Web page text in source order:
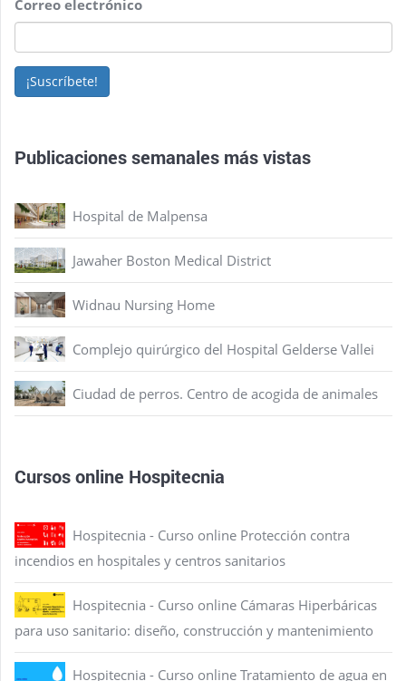
Correo electrónico
¡Suscríbete!
Publicaciones semanales más vistas
Hospital de Malpensa
Jawaher Boston Medical District
Widnau Nursing Home
Complejo quirúrgico del Hospital Gelderse Vallei
Ciudad de perros. Centro de acogida de animales
Cursos online Hospitecnia
Hospitecnia - Curso online Protección contra
incendios en hospitales y centros sanitarios
Hospitecnia - Curso online Cámaras Hiperbáricas
para uso sanitario: diseño, construcción y mantenimiento
Hospitecnia - Curso online Tratamiento de agua en